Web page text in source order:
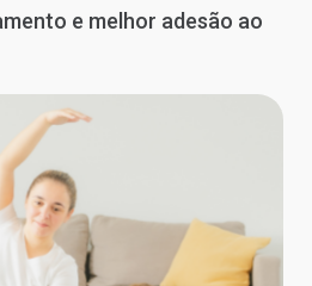
e melhor adesão ao